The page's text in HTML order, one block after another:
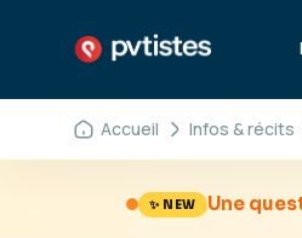
Accueil Infos & récits
✨ NEW Une